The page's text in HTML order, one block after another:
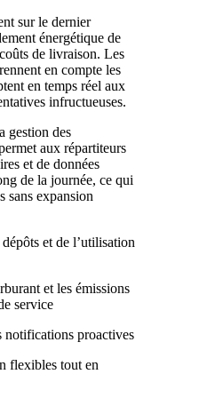
sur le dernier
énergétique de
de livraison. Les
en compte les
en temps réel aux
infructueuses.
gestion des
aux répartiteurs
et de données
de la journée, ce qui
sans expansion
et de l’utilisation
et les émissions
service
notifications proactives
flexibles tout en